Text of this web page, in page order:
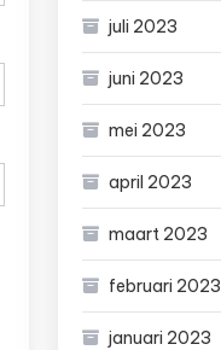
juli 2023
juni 2023
mei 2023
april 2023
maart 2023
februari 2023
januari 2023